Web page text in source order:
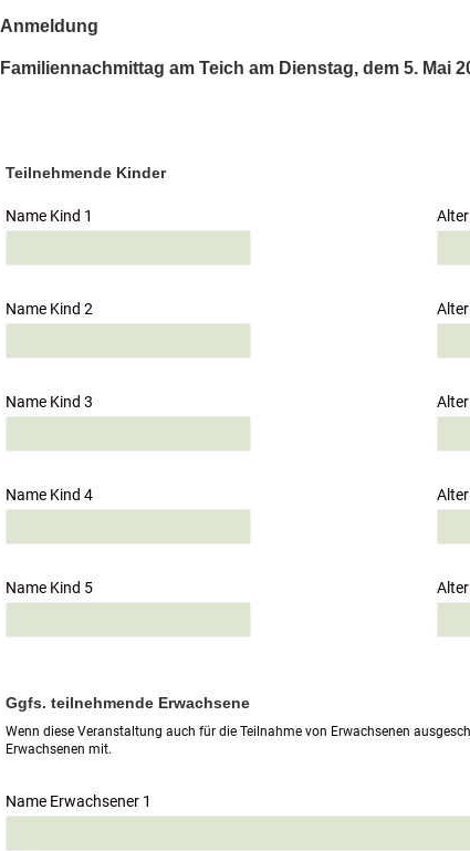
Anmeldung
Familiennachmittag am Teich am Dienstag, dem 5. Mai
Teilnehmende Kinder
Name Kind 1 Alter
Name Kind 2
Name Kind 3
Name Kind 4
Name Kind 5
Ggfs. teilnehmende Erwachsene
Wenn diese Veranstaltung auch für die Teilnahme von Erwachsenen
Erwachsenen mit.
Name Erwachsener 1